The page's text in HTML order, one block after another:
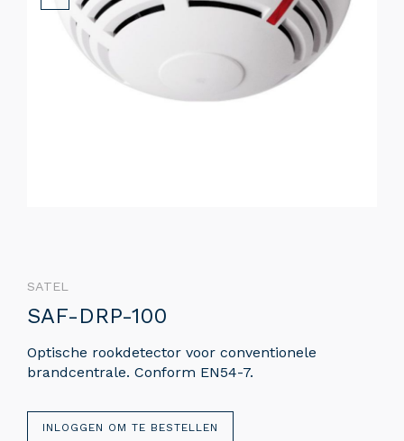
SATEL
SAF-DRP-100
Optische rookdetector voor conventionele
brandcentrale. Conform EN54-7.
INLOGGEN OM TE BESTELLEN